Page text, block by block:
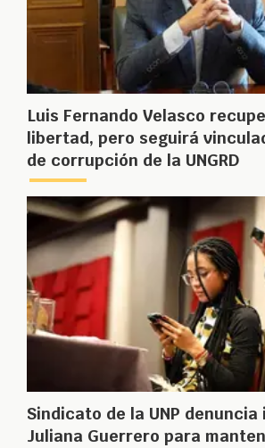
Luis Fernando Velasco
libertad, pero seguirá
de corrupción de la UNGRD
Sindicato de la UNP
Juliana Guerrero para